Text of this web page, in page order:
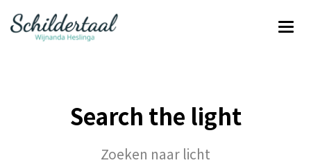
Search the light
Zoeken naar licht